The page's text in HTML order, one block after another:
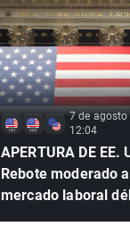
7 de agosto
12:04
APERTURA DE EE.
Rebote moderado
mercado laboral